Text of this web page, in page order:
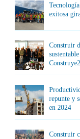
exitosa
Construir
repunte y
en 2024
Construir